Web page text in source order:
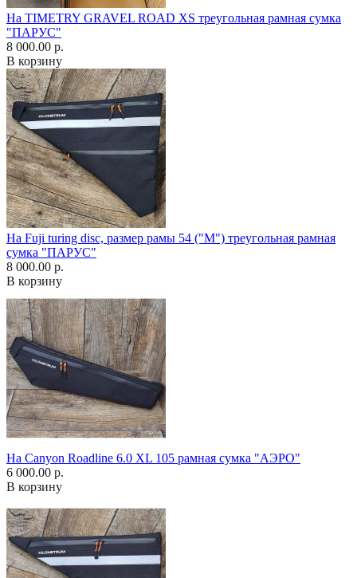
На TIMETRY GRAVEL ROAD XS треугольная рамная сумка
"ПАРУС"
8 000.00 р.
В корзину
На Fuji turing disc, размер рамы 54 ("М") треугольная рамная
сумка "ПАРУС"
8 000.00 р.
В корзину
На Canyon Roadline 6.0 XL 105 рамная сумка "АЭРО"
6 000.00 р.
В корзину